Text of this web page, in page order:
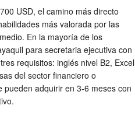
USD, el camino más directo
más valorada por las
En la mayoría de los
para secretaria ejecutiva con
requisitos: inglés nivel B2, Excel
del sector financiero o
pueden adquirir en 3-6 meses con